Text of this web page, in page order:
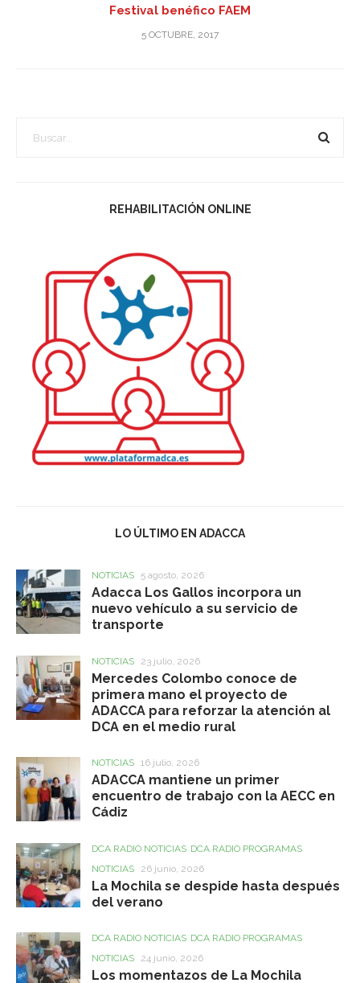
Festival benéfico FAEM
5 OCTUBRE, 2017
REHABILITACIÓN ONLINE
LO ÚLTIMO EN ADACCA
NOTICIAS 5 agosto, 2026
Adacca Los Gallos incorpora un
nuevo vehículo a su servicio de
transporte
NOTICIAS 23 julio, 2026
Mercedes Colombo conoce de
primera mano el proyecto de
ADACCA para reforzar la atención al
DCA en el medio rural
NOTICIAS 16 julio, 2026
ADACCA mantiene un primer
encuentro de trabajo con la AECC en
Cádiz
DCA RADIO NOTICIAS DCA RADIO PROGRAMAS
NOTICIAS
26 junio, 2026
La Mochila se despide hasta después
del verano
DCA RADIO NOTICIAS DCA RADIO PROGRAMAS
NOTICIAS
24 junio, 2026
Los momentazos de La Mochila